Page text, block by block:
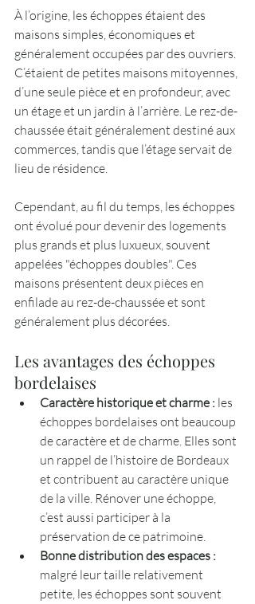
À l’origine, les échoppes étaient des
maisons simples, économiques et
généralement occupées par des ouvriers.
C’étaient de petites maisons mitoyennes,
d’une seule pièce et en profondeur, avec
un étage et un jardin à l’arrière. Le rez-de-
chaussée était généralement destiné aux
commerces, tandis que l’étage servait de
lieu de résidence.
Cependant, au fil du temps, les échoppes
ont évolué pour devenir des logements
plus grands et plus luxueux, souvent
appelées "échoppes doubles". Ces
maisons présentent deux pièces en
enfilade au rez-de-chaussée et sont
généralement plus décorées.
Les avantages des échoppes
bordelaises
Caractère historique et charme : les
échoppes bordelaises ont beaucoup
de caractère et de charme. Elles sont
un rappel de l’histoire de Bordeaux
et contribuent au caractère unique
de la ville. Rénover une échoppe,
c’est aussi participer à la
préservation de ce patrimoine.
Bonne distribution des espaces :
malgré leur taille relativement
petite, les échoppes sont souvent